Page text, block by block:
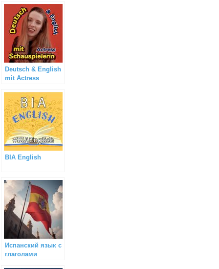
Deutsch & English
mit Actress
BIA English
Испанский язык с
глаголами